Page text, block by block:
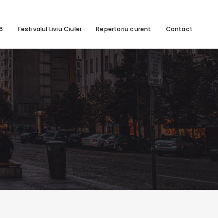
Festivalul Liviu Ciulei Repertoriu curent Contact